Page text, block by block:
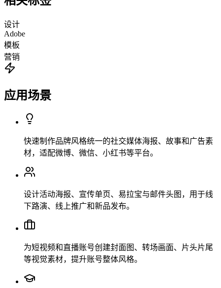
设计
Adobe
模板
营销
应用场景
快速制作品牌风格统一的社交媒体海报、故事和广告素
材，适配微博、微信、小红书等平台。
设计活动海报、宣传单页、易拉宝与邮件头图，用于线
下路演、线上推广和新品发布。
为短视频和直播账号创建封面图、转场画面、片头片尾
等视觉素材，提升账号整体风格。